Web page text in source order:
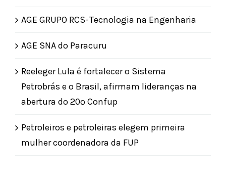
AGE GRUPO RCS-Tecnologia na Engenharia
AGE SNA do Paracuru
Reeleger Lula é fortalecer o Sistema
Petrobrás e o Brasil, afirmam lideranças na
abertura do 20º Confup
Petroleiros e petroleiras elegem primeira
mulher coordenadora da FUP